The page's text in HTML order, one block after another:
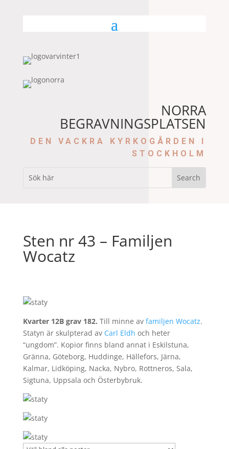
NORRA
BEGRAVNINGSPLATSEN
DEN VACKRA KYRKOGÅRDEN I
STOCKHOLM
Sten nr 43 – Familjen
Wocatz
Kvarter 12B grav 182. Till minne av familjen Wocatz.
Statyn är skulpterad av Carl Eldh och heter
“ungdom”. Kopior finns bland annat i Eskilstuna,
Gränna, Göteborg, Huddinge, Hällefors, Järna,
Kalmar, Lidköping, Nacka, Nybro, Rottneros, Sala,
Sigtuna, Uppsala och Österbybruk.